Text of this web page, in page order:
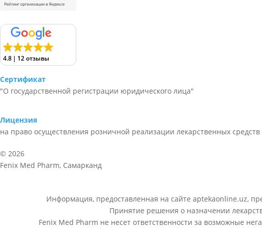
4.8 12 отзывы
Сертификат
"О государственной регистрации юридического лица"
Лицензия
на право осуществления розничной реализации лекарственных
© 2026
Fenix Med Pharm, Самарканд
Информация, предоставленная на сайте aptekaonline.uz,
Принятие решения о назначении
Fenix Med Pharm не несет ответственности за возможные